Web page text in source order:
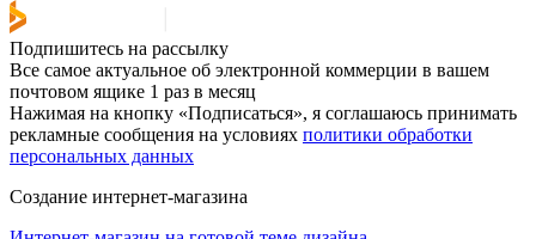
Подпишитесь на рассылку
Все самое актуальное об электронной коммерции в вашем
почтовом ящике 1 раз в месяц
Нажимая на кнопку «Подписаться», я соглашаюсь принимать
рекламные сообщения на условиях политики обработки
персональных данных
Создание интернет-магазина